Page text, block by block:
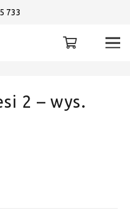
733
2 – wys.